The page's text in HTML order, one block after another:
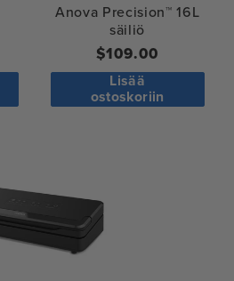
Anova Precision™ 16L
säiliö
Normaali
hinta
$109.00
Lisää
ostoskoriin